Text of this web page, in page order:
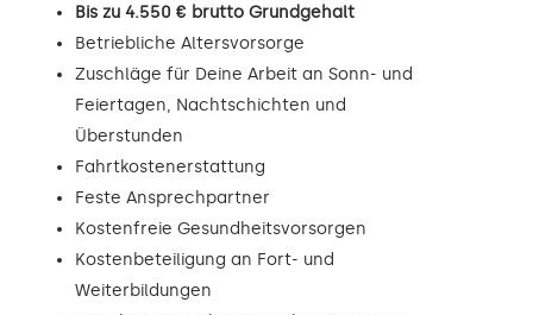
Bis zu 4.550 € brutto Grundgehalt
Betriebliche Altersvorsorge
Zuschläge für Deine Arbeit an Sonn- und
Feiertagen, Nachtschichten und
Überstunden
Fahrtkostenerstattung
Feste Ansprechpartner
Kostenfreie Gesundheitsvorsorgen
Kostenbeteiligung an Fort- und
Weiterbildungen